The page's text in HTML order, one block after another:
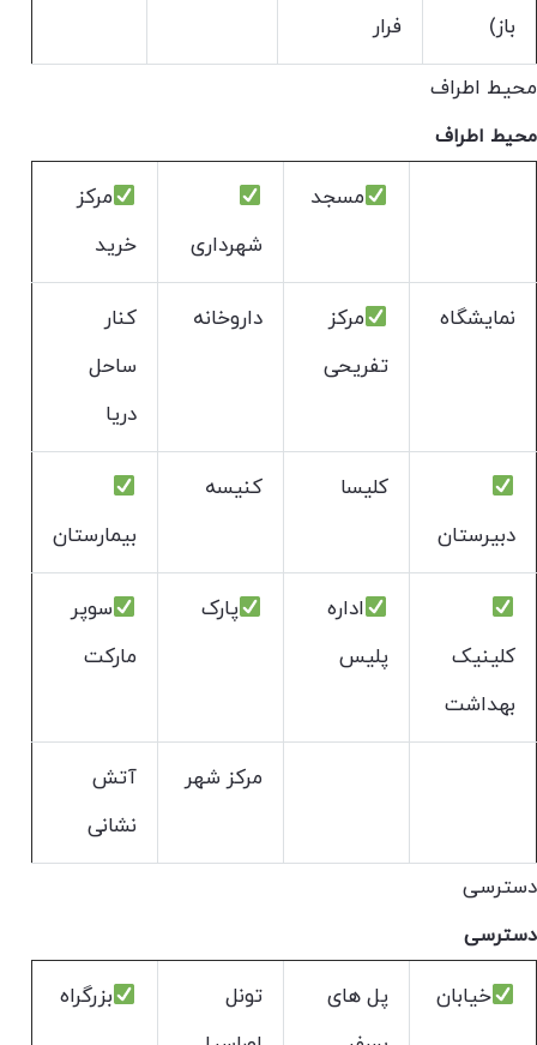
باز)
فرار
محیط اطراف
محیط اطراف
مسجد
شهرداری
مرکز
خرید
نمایشگاه
مرکز
تفریحی
داروخانه
کنار
ساحل
دریا
دبیرستان
کلیسا
کنیسه
بیمارستان
کلینیک
بهداشت
اداره
پلیس
پارک
سوپر
مارکت
مرکز شهر
آتش
نشانی
دسترسی
دسترسی
خیابان
پل های
تونل
بزرگراه